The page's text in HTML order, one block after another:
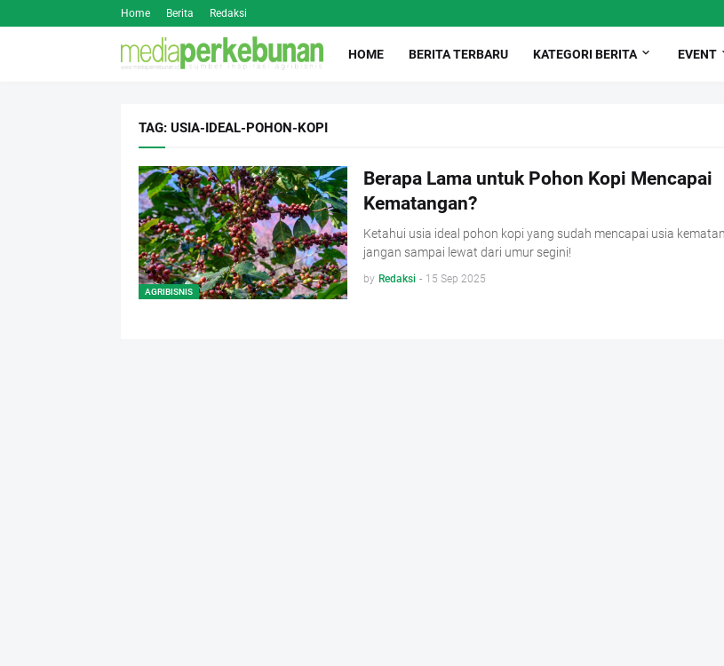
Home Berita Redaksi
HOME BERITA TERBARU KATEGORI BERITA EVENT
TAG: USIA-IDEAL-POHON-KOPI
AGRIBISNIS
Berapa Lama untuk Pohon Kopi Mencapai
Kematangan?
Ketahui usia ideal pohon kopi yang sudah mencapai usia
jangan sampai lewat dari umur segini!
by Redaksi - 15 Sep 2025